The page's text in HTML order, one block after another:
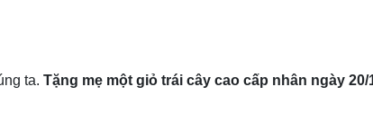
ta. Tặng mẹ một giỏ trái cây cao cấp nhân ngày 20/